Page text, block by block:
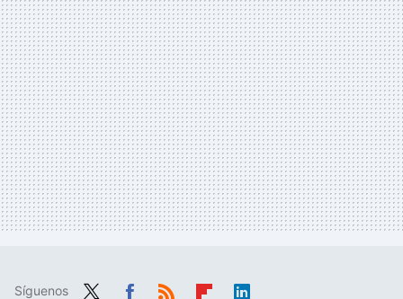
Síguenos